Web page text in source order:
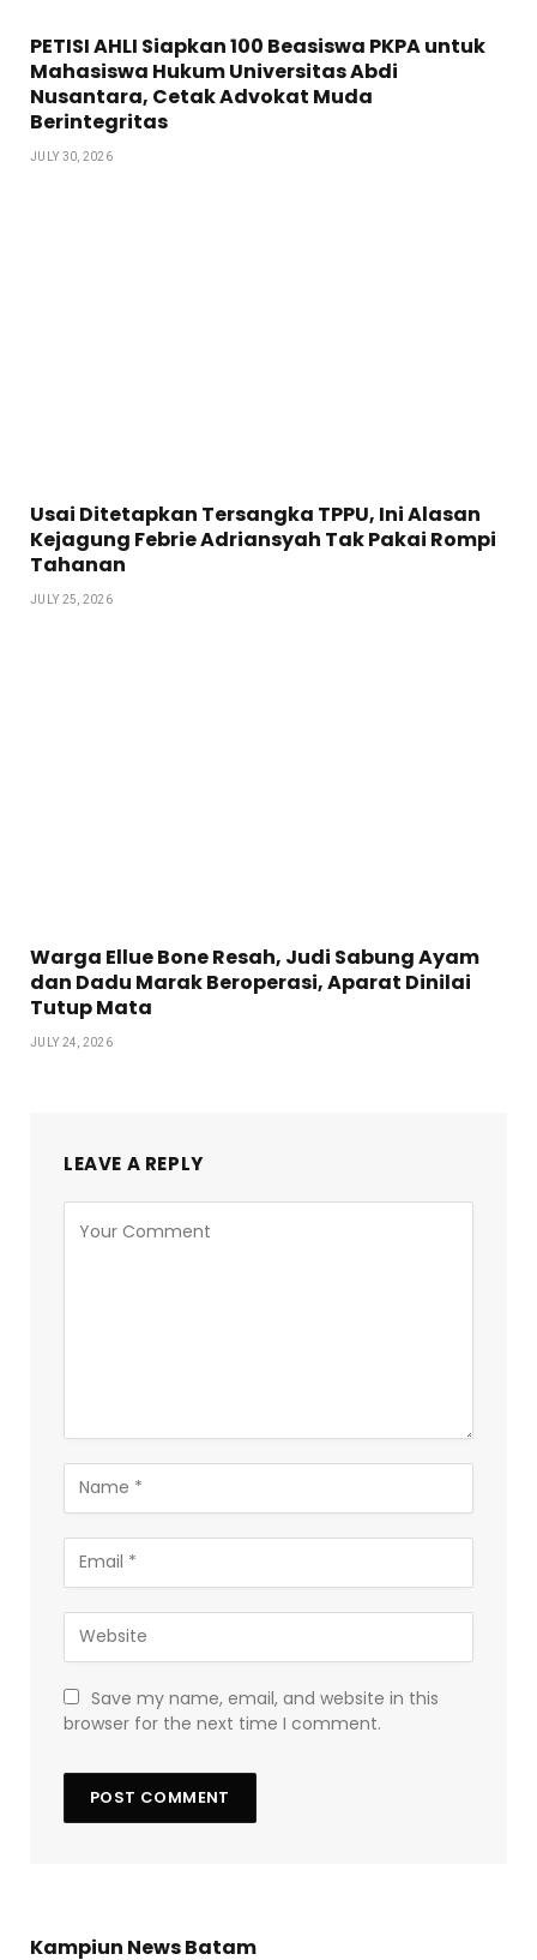
PETISI AHLI Siapkan 100 Beasiswa PKPA untuk
Mahasiswa Hukum Universitas Abdi
Nusantara, Cetak Advokat Muda
Berintegritas
JULY 30, 2026
Usai Ditetapkan Tersangka TPPU, Ini Alasan
Kejagung Febrie Adriansyah Tak Pakai Rompi
Tahanan
JULY 25, 2026
Warga Ellue Bone Resah, Judi Sabung Ayam
dan Dadu Marak Beroperasi, Aparat Dinilai
Tutup Mata
JULY 24, 2026
LEAVE A REPLY
Save my name, email, and website in this
browser for the next time I comment.
Kampiun News Batam